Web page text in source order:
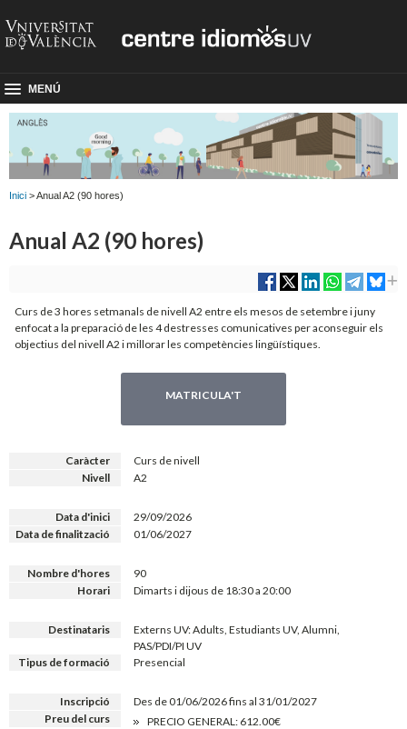
MENÚ
Inici > Anual A2 (90 hores)
Anual A2 (90 hores)
Curs de 3 hores setmanals de nivell A2 entre els mesos de setembre i juny
enfocat a la preparació de les 4 destresses comunicatives per aconseguir els
objectius del nivell A2 i millorar les competències lingüístiques.
MATRICULA'T
Caràcter
Curs de nivell
Nivell
A2
Data d'inici
29/09/2026
Data de finalització
01/06/2027
Nombre d'hores
90
Horari
Dimarts i dijous de 18:30 a 20:00
Destinataris
Externs UV: Adults, Estudiants UV, Alumni,
PAS/PDI/PI UV
Tipus de formació
Presencial
Inscripció
Des de 01/06/2026 fins al 31/01/2027
Preu del curs
PRECIO GENERAL: 612.00€